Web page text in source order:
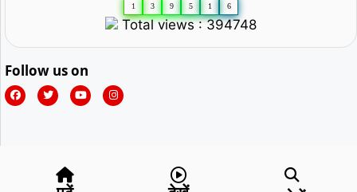
1 3 9 5 1 6
Total views : 394748
Follow us on